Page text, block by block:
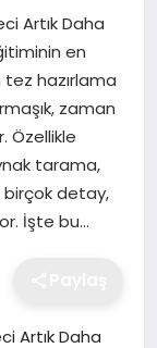
Artık Daha
en
hazırlama
zaman
Özellikle
tarama,
detay,
İşte bu…